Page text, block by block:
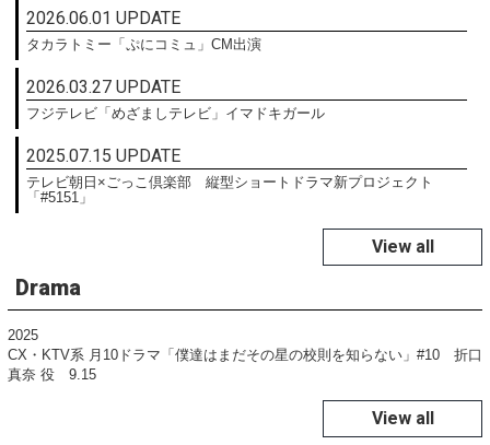
2026.06.01 UPDATE
タカラトミー「ぷにコミュ」CM出演
2026.03.27 UPDATE
フジテレビ「めざましテレビ」イマドキガール
2025.07.15 UPDATE
テレビ朝日×ごっこ倶楽部 縦型ショートドラマ新プロジェクト
「#5151」
View all
Drama
2025
CX・KTV系 月10ドラマ「僕達はまだその星の校則を知らない」#10 折口
真奈 役 9.15
View all